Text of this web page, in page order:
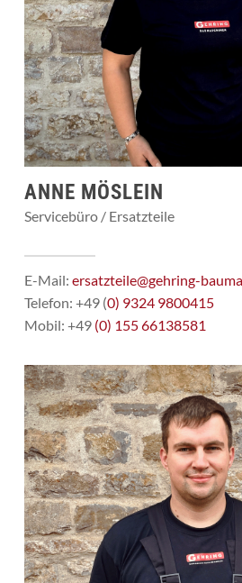
ANNE MÖSLEIN
Servicebüro / Ersatzteile
E-Mail:ersatzteile@gehring-
Telefon: +49 (0) 9324 9800415
Mobil: +49 (0) 155 66138581